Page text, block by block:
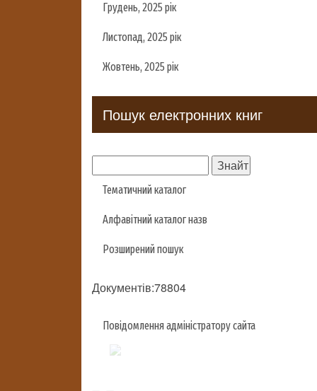
Грудень, 2025 рік
Листопад, 2025 рік
Жовтень, 2025 рік
Пошук електронних книг
Тематичний каталог
Алфавітний каталог назв
Розширений пошук
Документів:78804
Повідомлення адміністратору сайта